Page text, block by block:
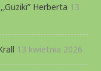
Herberta 13
13 kwietnia 2026